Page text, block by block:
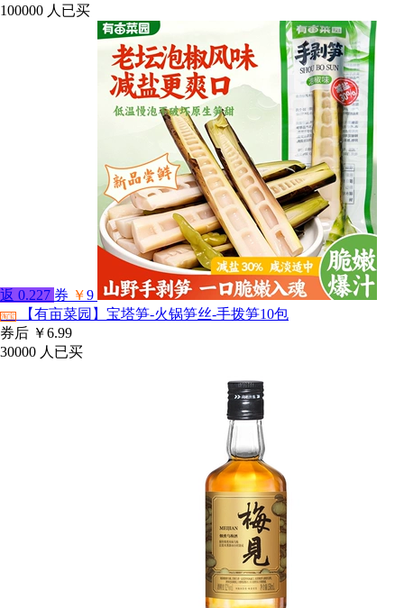
100000 人已买
返 0.227 券 ￥9
淘宝
【有亩菜园】宝塔笋-火锅笋丝-手拨笋10包
券后 ￥6.99
30000 人已买